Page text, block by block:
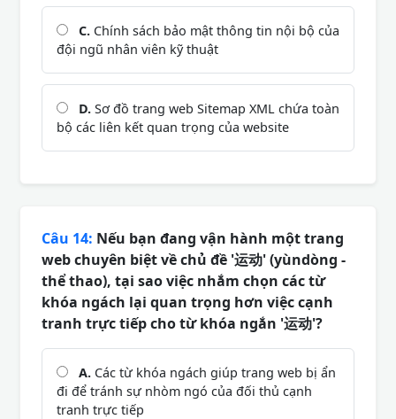
C. Chính sách bảo mật thông tin nội bộ của
đội ngũ nhân viên kỹ thuật
D. Sơ đồ trang web Sitemap XML chứa toàn
bộ các liên kết quan trọng của website
Câu 14: Nếu bạn đang vận hành một trang
web chuyên biệt về chủ đề '运动' (yùndòng -
thể thao), tại sao việc nhắm chọn các từ
khóa ngách lại quan trọng hơn việc cạnh
tranh trực tiếp cho từ khóa ngắn '运动'?
A. Các từ khóa ngách giúp trang web bị ẩn
đi để tránh sự nhòm ngó của đối thủ cạnh
tranh trực tiếp